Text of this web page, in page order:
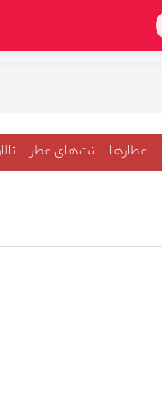
عطارها نت‌های عطر